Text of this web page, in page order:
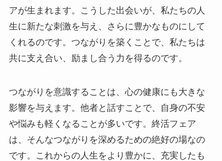
アが生まれます。こうした出会いが、私たちの人
生に新たな刺激を与え、さらに豊かなものにして
くれるのです。つながりを築くことで、私たちは
共に支え合い、励まし合う力を得るのです。
つながりを意識することは、心の健康にも大きな
影響を与えます。他者と話すことで、自身の不安
や悩みも軽くなることが多いです。終活フェア
は、そんなつながりを深めるための絶好の場なの
です。これからの人生をより豊かに、充実したも